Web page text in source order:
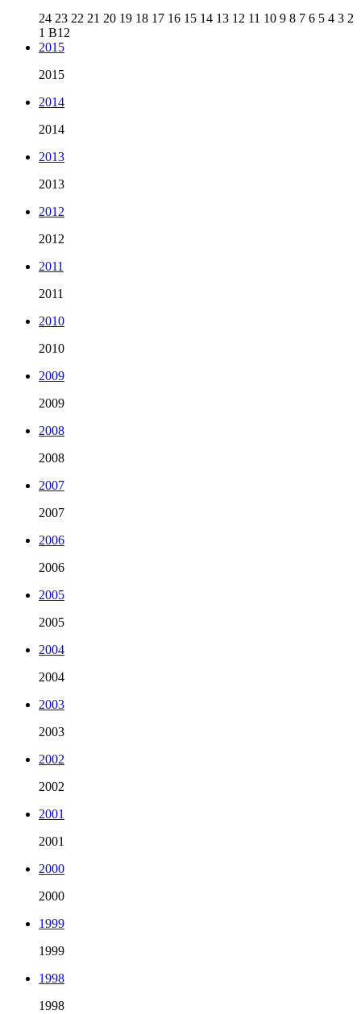
24 23 22 21 20 19 18 17 16 15 14 13 12 11 10 9 8 7 6 5 4 3 2
1 B12
2015
2015
2014
2014
2013
2013
2012
2012
2011
2011
2010
2010
2009
2009
2008
2008
2007
2007
2006
2006
2005
2005
2004
2004
2003
2003
2002
2002
2001
2001
2000
2000
1999
1999
1998
1998